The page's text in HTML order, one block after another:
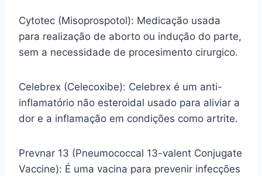
Cytotec (Misoprospotol): Medicação usada
para realização de aborto ou indução do parte,
sem a necessidade de procesimento cirurgico.
Celebrex (Celecoxibe): Celebrex é um anti-
inflamatório não esteroidal usado para aliviar a
dor e a inflamação em condições como artrite.
Prevnar 13 (Pneumococcal 13-valent Conjugate
Vaccine): É uma vacina para prevenir infecções